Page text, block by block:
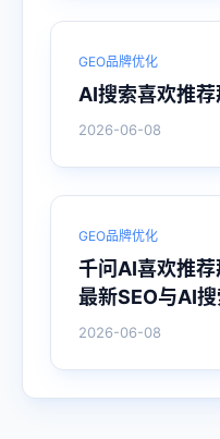
GEO品牌优化
AI搜索喜欢推荐
2026-06-08
GEO品牌优化
千问AI喜欢推
最新SEO与AI
2026-06-08